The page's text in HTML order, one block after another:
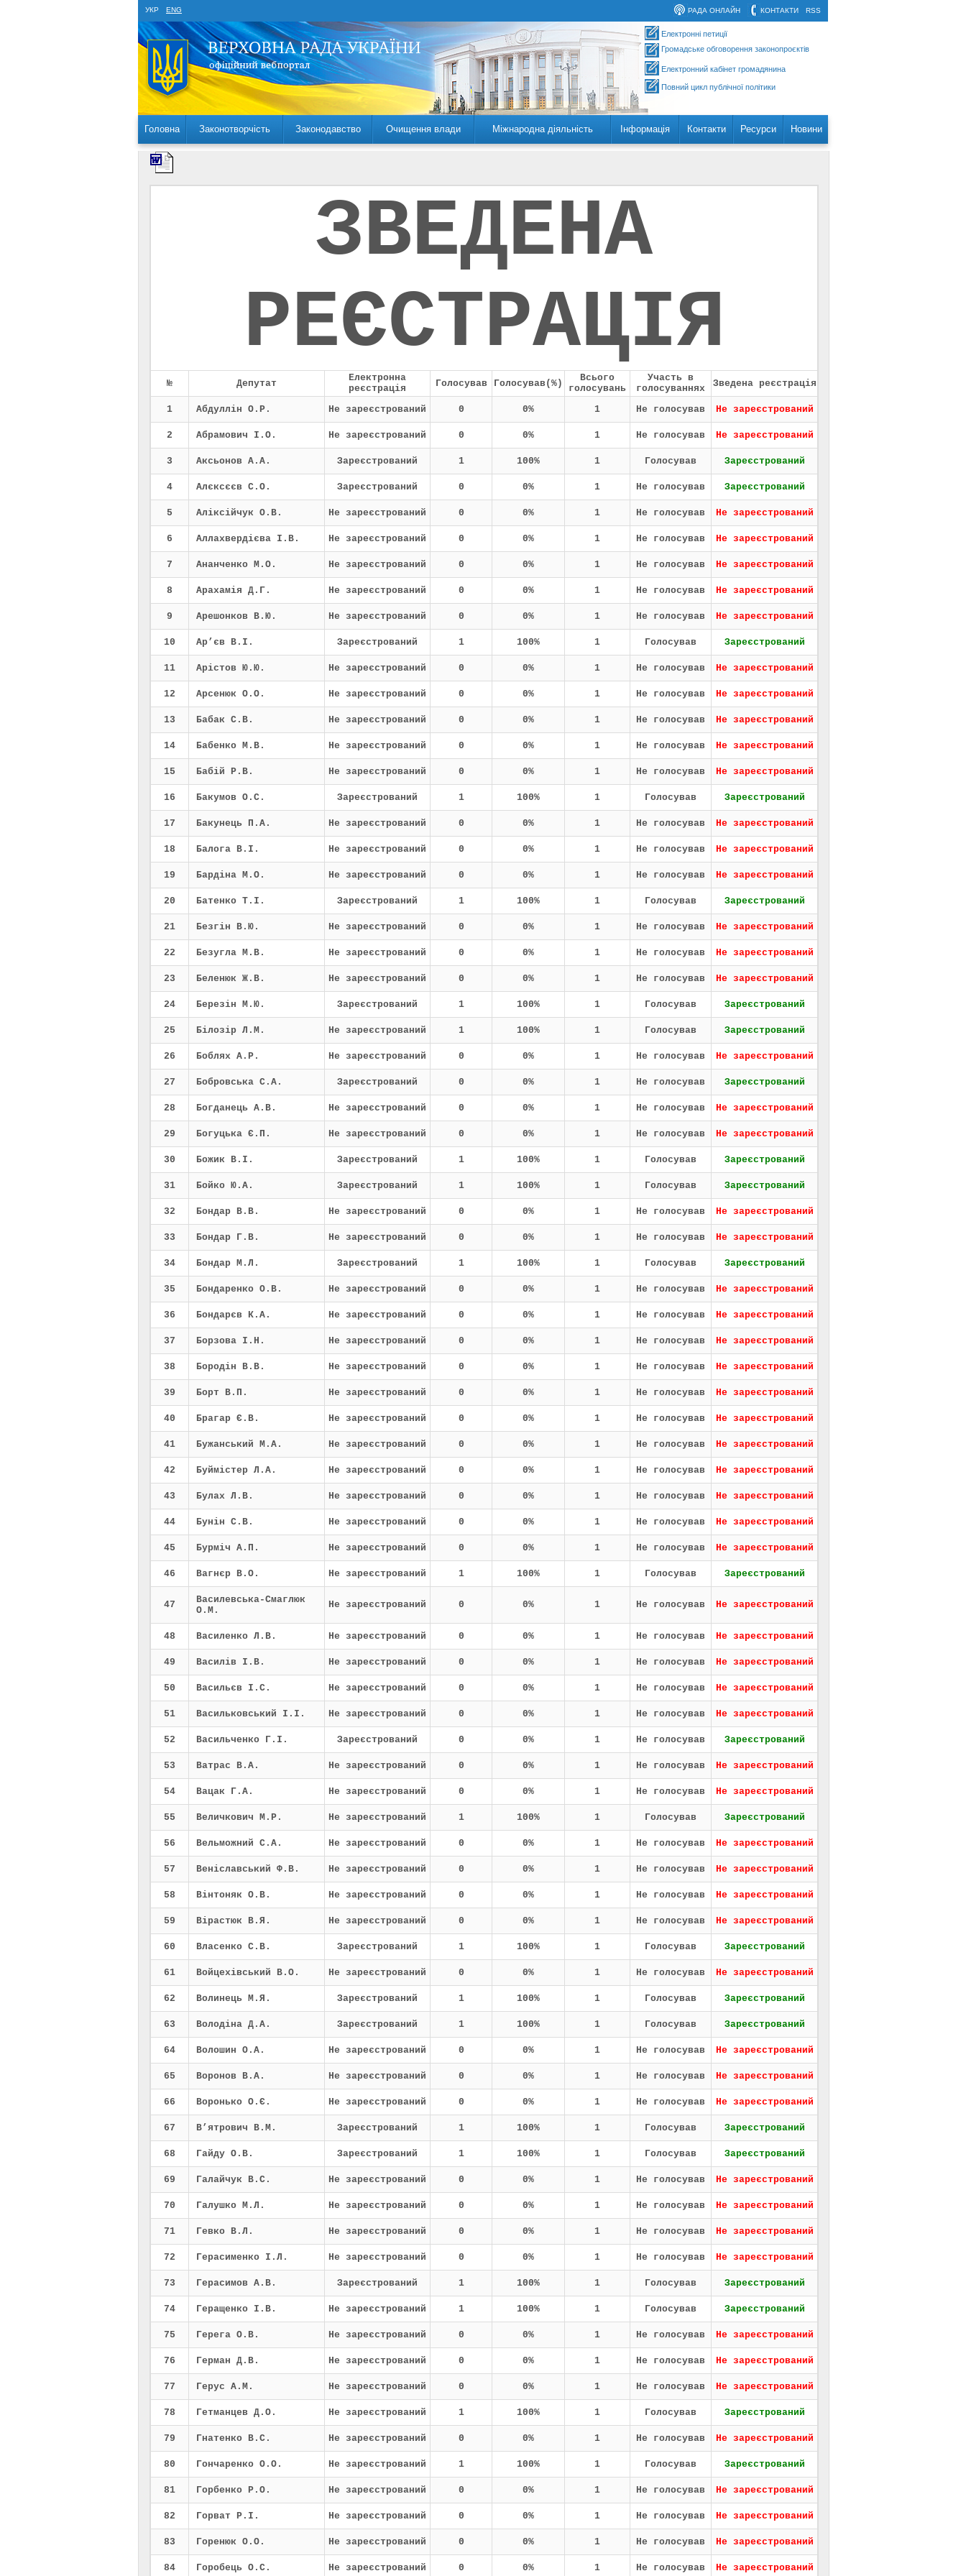
УКР ENG RSS
КОНТАКТИ
РАДА ОНЛАЙН
Електронні петиції
Громадське обговорення законопроєктів
Електронний кабінет громадянина
Повний цикл публічної політики
Головна Законотворчість Законодавство Очищення влади Міжнародна діяльність Інформація Контакти Ресурси Новини
ЗВЕДЕНА
РЕЄСТРАЦІЯ
№ Депутат
Електронна
реєстрація
Голосував Голосував(%)
Всього
голосувань
Участь в
голосуваннях
Зведена реєстрація
1 Абдуллін О.Р. Не зареєстрований 0 0% 1 Не голосував Не зареєстрований
2 Абрамович І.О. Не зареєстрований 0 0% 1 Не голосував Не зареєстрований
3 Аксьонов А.А. Зареєстрований 1 100% 1 Голосував Зареєстрований
4 Алєксєєв С.О. Зареєстрований 0 0% 1 Не голосував Зареєстрований
5 Аліксійчук О.В. Не зареєстрований 0 0% 1 Не голосував Не зареєстрований
6 Аллахвердієва І.В. Не зареєстрований 0 0% 1 Не голосував Не зареєстрований
7 Ананченко М.О. Не зареєстрований 0 0% 1 Не голосував Не зареєстрований
8 Арахамія Д.Г. Не зареєстрований 0 0% 1 Не голосував Не зареєстрований
9 Арешонков В.Ю. Не зареєстрований 0 0% 1 Не голосував Не зареєстрований
10 Ар’єв В.І. Зареєстрований 1 100% 1 Голосував Зареєстрований
11 Арістов Ю.Ю. Не зареєстрований 0 0% 1 Не голосував Не зареєстрований
12 Арсенюк О.О. Не зареєстрований 0 0% 1 Не голосував Не зареєстрований
13 Бабак С.В. Не зареєстрований 0 0% 1 Не голосував Не зареєстрований
14 Бабенко М.В. Не зареєстрований 0 0% 1 Не голосував Не зареєстрований
15 Бабій Р.В. Не зареєстрований 0 0% 1 Не голосував Не зареєстрований
16 Бакумов О.С. Зареєстрований 1 100% 1 Голосував Зареєстрований
17 Бакунець П.А. Не зареєстрований 0 0% 1 Не голосував Не зареєстрований
18 Балога В.І. Не зареєстрований 0 0% 1 Не голосував Не зареєстрований
19 Бардіна М.О. Не зареєстрований 0 0% 1 Не голосував Не зареєстрований
20 Батенко Т.І. Зареєстрований 1 100% 1 Голосував Зареєстрований
21 Безгін В.Ю. Не зареєстрований 0 0% 1 Не голосував Не зареєстрований
22 Безугла М.В. Не зареєстрований 0 0% 1 Не голосував Не зареєстрований
23 Беленюк Ж.В. Не зареєстрований 0 0% 1 Не голосував Не зареєстрований
24 Березін М.Ю. Зареєстрований 1 100% 1 Голосував Зареєстрований
25 Білозір Л.М. Не зареєстрований 1 100% 1 Голосував Зареєстрований
26 Боблях А.Р. Не зареєстрований 0 0% 1 Не голосував Не зареєстрований
27 Бобровська С.А. Зареєстрований 0 0% 1 Не голосував Зареєстрований
28 Богданець А.В. Не зареєстрований 0 0% 1 Не голосував Не зареєстрований
29 Богуцька Є.П. Не зареєстрований 0 0% 1 Не голосував Не зареєстрований
30 Божик В.І. Зареєстрований 1 100% 1 Голосував Зареєстрований
31 Бойко Ю.А. Зареєстрований 1 100% 1 Голосував Зареєстрований
32 Бондар В.В. Не зареєстрований 0 0% 1 Не голосував Не зареєстрований
33 Бондар Г.В. Не зареєстрований 0 0% 1 Не голосував Не зареєстрований
34 Бондар М.Л. Зареєстрований 1 100% 1 Голосував Зареєстрований
35 Бондаренко О.В. Не зареєстрований 0 0% 1 Не голосував Не зареєстрований
36 Бондарєв К.А. Не зареєстрований 0 0% 1 Не голосував Не зареєстрований
37 Борзова І.Н. Не зареєстрований 0 0% 1 Не голосував Не зареєстрований
38 Бородін В.В. Не зареєстрований 0 0% 1 Не голосував Не зареєстрований
39 Борт В.П. Не зареєстрований 0 0% 1 Не голосував Не зареєстрований
40 Брагар Є.В. Не зареєстрований 0 0% 1 Не голосував Не зареєстрований
41 Бужанський М.А. Не зареєстрований 0 0% 1 Не голосував Не зареєстрований
42 Буймістер Л.А. Не зареєстрований 0 0% 1 Не голосував Не зареєстрований
43 Булах Л.В. Не зареєстрований 0 0% 1 Не голосував Не зареєстрований
44 Бунін С.В. Не зареєстрований 0 0% 1 Не голосував Не зареєстрований
45 Бурміч А.П. Не зареєстрований 0 0% 1 Не голосував Не зареєстрований
46 Вагнєр В.О. Не зареєстрований 1 100% 1 Голосував Зареєстрований
47
Василевська-Смаглюк
О.М.
Не зареєстрований 0 0% 1 Не голосував Не зареєстрований
48 Василенко Л.В. Не зареєстрований 0 0% 1 Не голосував Не зареєстрований
49 Василів І.В. Не зареєстрований 0 0% 1 Не голосував Не зареєстрований
50 Васильєв І.С. Не зареєстрований 0 0% 1 Не голосував Не зареєстрований
51 Васильковський І.І. Не зареєстрований 0 0% 1 Не голосував Не зареєстрований
52 Васильченко Г.І. Зареєстрований 0 0% 1 Не голосував Зареєстрований
53 Ватрас В.А. Не зареєстрований 0 0% 1 Не голосував Не зареєстрований
54 Вацак Г.А. Не зареєстрований 0 0% 1 Не голосував Не зареєстрований
55 Величкович М.Р. Не зареєстрований 1 100% 1 Голосував Зареєстрований
56 Вельможний С.А. Не зареєстрований 0 0% 1 Не голосував Не зареєстрований
57 Веніславський Ф.В. Не зареєстрований 0 0% 1 Не голосував Не зареєстрований
58 Вінтоняк О.В. Не зареєстрований 0 0% 1 Не голосував Не зареєстрований
59 Вірастюк В.Я. Не зареєстрований 0 0% 1 Не голосував Не зареєстрований
60 Власенко С.В. Зареєстрований 1 100% 1 Голосував Зареєстрований
61 Войцехівський В.О. Не зареєстрований 0 0% 1 Не голосував Не зареєстрований
62 Волинець М.Я. Зареєстрований 1 100% 1 Голосував Зареєстрований
63 Володіна Д.А. Зареєстрований 1 100% 1 Голосував Зареєстрований
64 Волошин О.А. Не зареєстрований 0 0% 1 Не голосував Не зареєстрований
65 Воронов В.А. Не зареєстрований 0 0% 1 Не голосував Не зареєстрований
66 Воронько О.Є. Не зареєстрований 0 0% 1 Не голосував Не зареєстрований
67 В’ятрович В.М. Зареєстрований 1 100% 1 Голосував Зареєстрований
68 Гайду О.В. Зареєстрований 1 100% 1 Голосував Зареєстрований
69 Галайчук В.С. Не зареєстрований 0 0% 1 Не голосував Не зареєстрований
70 Галушко М.Л. Не зареєстрований 0 0% 1 Не голосував Не зареєстрований
71 Гевко В.Л. Не зареєстрований 0 0% 1 Не голосував Не зареєстрований
72 Герасименко І.Л. Не зареєстрований 0 0% 1 Не голосував Не зареєстрований
73 Герасимов А.В. Зареєстрований 1 100% 1 Голосував Зареєстрований
74 Геращенко І.В. Не зареєстрований 1 100% 1 Голосував Зареєстрований
75 Герега О.В. Не зареєстрований 0 0% 1 Не голосував Не зареєстрований
76 Герман Д.В. Не зареєстрований 0 0% 1 Не голосував Не зареєстрований
77 Герус А.М. Не зареєстрований 0 0% 1 Не голосував Не зареєстрований
78 Гетманцев Д.О. Не зареєстрований 1 100% 1 Голосував Зареєстрований
79 Гнатенко В.С. Не зареєстрований 0 0% 1 Не голосував Не зареєстрований
80 Гончаренко О.О. Не зареєстрований 1 100% 1 Голосував Зареєстрований
81 Горбенко Р.О. Не зареєстрований 0 0% 1 Не голосував Не зареєстрований
82 Горват Р.І. Не зареєстрований 0 0% 1 Не голосував Не зареєстрований
83 Горенюк О.О. Не зареєстрований 0 0% 1 Не голосував Не зареєстрований
84 Горобець О.С. Не зареєстрований 0 0% 1 Не голосував Не зареєстрований